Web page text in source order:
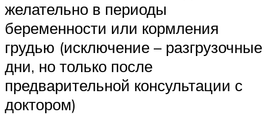
желательно в периоды
беременности или кормления
грудью (исключение – разгрузочные
дни, но только после
предварительной консультации с
доктором)